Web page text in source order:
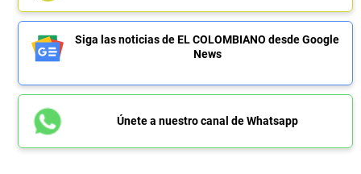
Siga las noticias de EL COLOMBIANO desde Google
News
Únete a nuestro canal de Whatsapp